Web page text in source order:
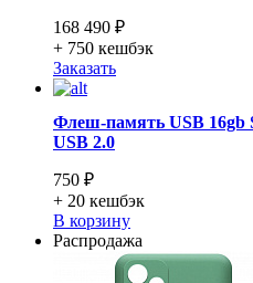
168 490 ₽
+ 750 кешбэк
Заказать
Флеш-память USB 16gb
USB 2.0
750 ₽
+ 20 кешбэк
В корзину
Распродажа